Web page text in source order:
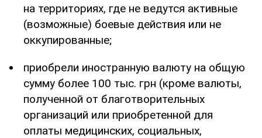
на территориях, где не ведутся активные
(возможные) боевые действия или не
оккупированные;
приобрели иностранную валюту на общую
сумму более 100 тыс. грн (кроме валюты,
полученной от благотворительных
организаций или приобретенной для
оплаты медицинских, социальных,